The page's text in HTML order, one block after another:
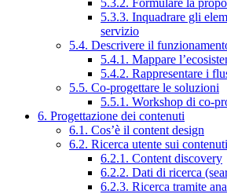
5.3.2. Formulare la
5.3.3. Inquadrare gli
servizio
5.4. Descrivere il
5.4.1. Mappare
5.4.2. Rappresentare i
5.5. Co-progettare le soluzioni
5.5.1. Workshop di co-
6. Progettazione dei contenuti
6.1. Cos’è il content design
6.2. Ricerca utente sui
6.2.1. Content discovery
6.2.2. Dati di ricerca
6.2.3. Ricerca tramite